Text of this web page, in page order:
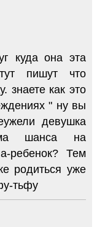
куда она эта
пишут что
знаете как это
" ну вы
девушка
шанса на
ребенок? Тем
родиться уже
тьфу